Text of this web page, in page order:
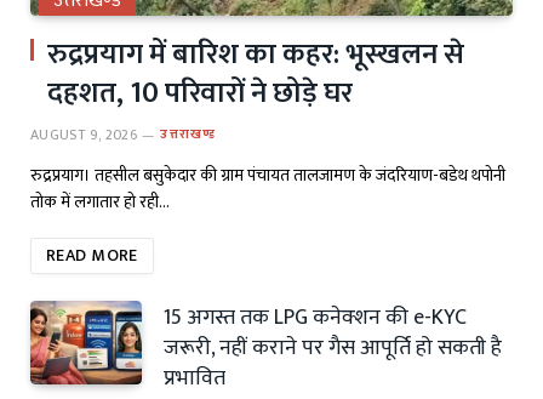
रुद्रप्रयाग में बारिश का कहर: भूस्खलन से
दहशत, 10 परिवारों ने छोड़े घर
AUGUST 9, 2026 उत्तराखण्ड
रुद्रप्रयाग। तहसील बसुकेदार की ग्राम पंचायत तालजामण के जंदरियाण-बडेथ थपोनी
तोक में लगातार हो रही…
READ MORE
15 अगस्त तक LPG कनेक्शन की e-KYC
जरूरी, नहीं कराने पर गैस आपूर्ति हो सकती है
प्रभावित